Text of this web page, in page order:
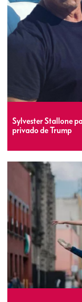
Sylvester Stallone
privado de Trump